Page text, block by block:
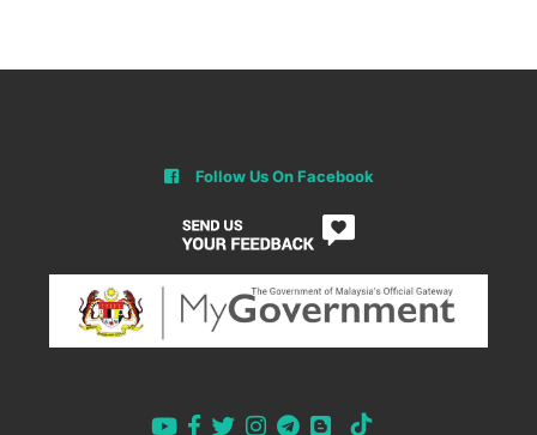
Follow Us On Facebook